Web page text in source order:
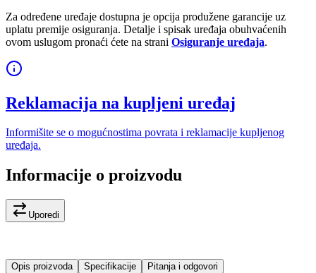
Za određene uređaje dostupna je opcija produžene garancije uz
uplatu premije osiguranja. Detalje i spisak uređaja obuhvaćenih
ovom uslugom pronaći ćete na strani Osiguranje uređaja.
Reklamacija na kupljeni uređaj
Informišite se o mogućnostima povrata i reklamacije kupljenog
uređaja.
Informacije o proizvodu
Uporedi
Opis proizvoda Specifikacije Pitanja i odgovori